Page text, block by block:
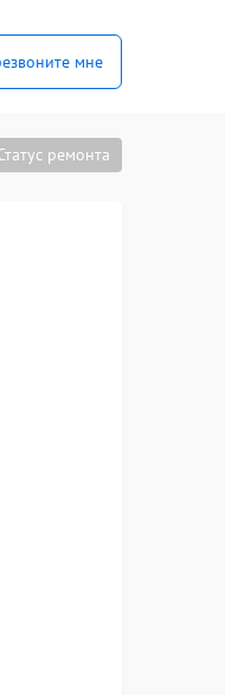
мне
ремонта